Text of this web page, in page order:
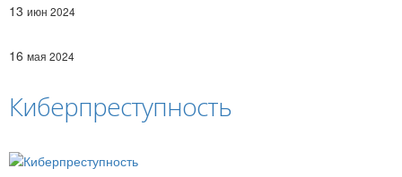
13 июн 2024
16 мая 2024
Киберпреступность